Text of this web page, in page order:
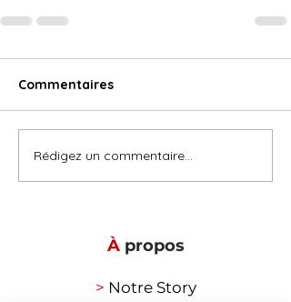
Commentaires
Rédigez un commentaire...
Àpropos
> Notre Story